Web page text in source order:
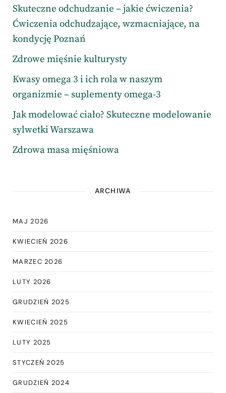
Skuteczne odchudzanie – jakie ćwiczenia?
Ćwiczenia odchudzające, wzmacniające, na
kondycję Poznań
Zdrowe mięśnie kulturysty
Kwasy omega 3 i ich rola w naszym
organizmie – suplementy omega-3
Jak modelować ciało? Skuteczne modelowanie
sylwetki Warszawa
Zdrowa masa mięśniowa
ARCHIWA
MAJ 2026
KWIECIEŃ 2026
MARZEC 2026
LUTY 2026
GRUDZIEŃ 2025
KWIECIEŃ 2025
LUTY 2025
STYCZEŃ 2025
GRUDZIEŃ 2024